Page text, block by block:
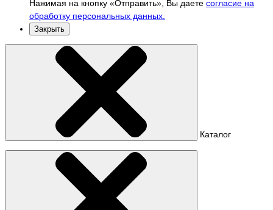
Нажимая на кнопку «Отправить», Вы даете согласие на
обработку персональных данных.
Закрыть
Каталог